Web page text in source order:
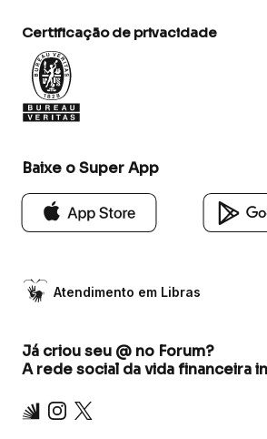
Certificação de privacidade
Baixe o Super App
Atendimento em Libras
Já criou seu @ no Forum?
A rede social da vida financeira
Inter Instagram
X